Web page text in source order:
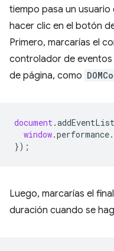
tiempo pasa un
hacer clic en el botón
Primero, marcarías el
controlador de
de página, como
document.
window.performance.
});
Luego, marcarías el
duración cuando se